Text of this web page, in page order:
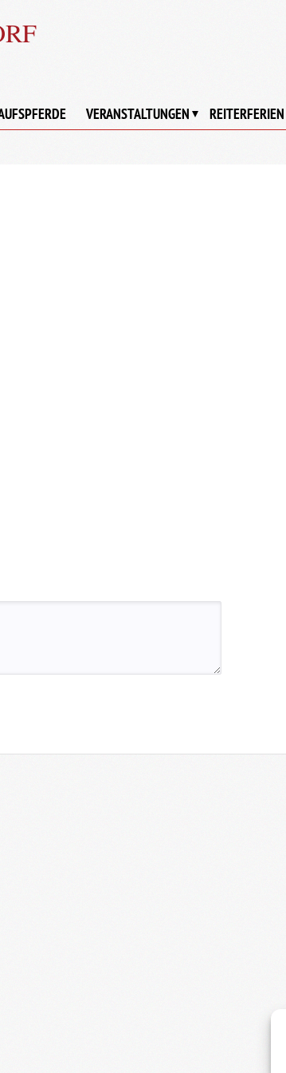
VERANSTALTUNGEN REITERFERIEN